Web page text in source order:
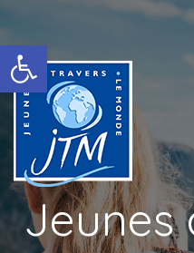
Ouvrir la barre d’outils
Jeunes